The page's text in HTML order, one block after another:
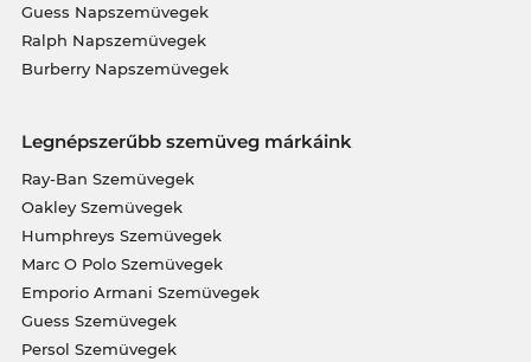
Guess Napszemüvegek
Ralph Napszemüvegek
Burberry Napszemüvegek
Legnépszerűbb szemüveg márkáink
Ray-Ban Szemüvegek
Oakley Szemüvegek
Humphreys Szemüvegek
Marc O Polo Szemüvegek
Emporio Armani Szemüvegek
Guess Szemüvegek
Persol Szemüvegek